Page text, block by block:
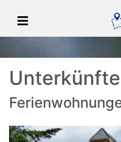
Unterkünfte